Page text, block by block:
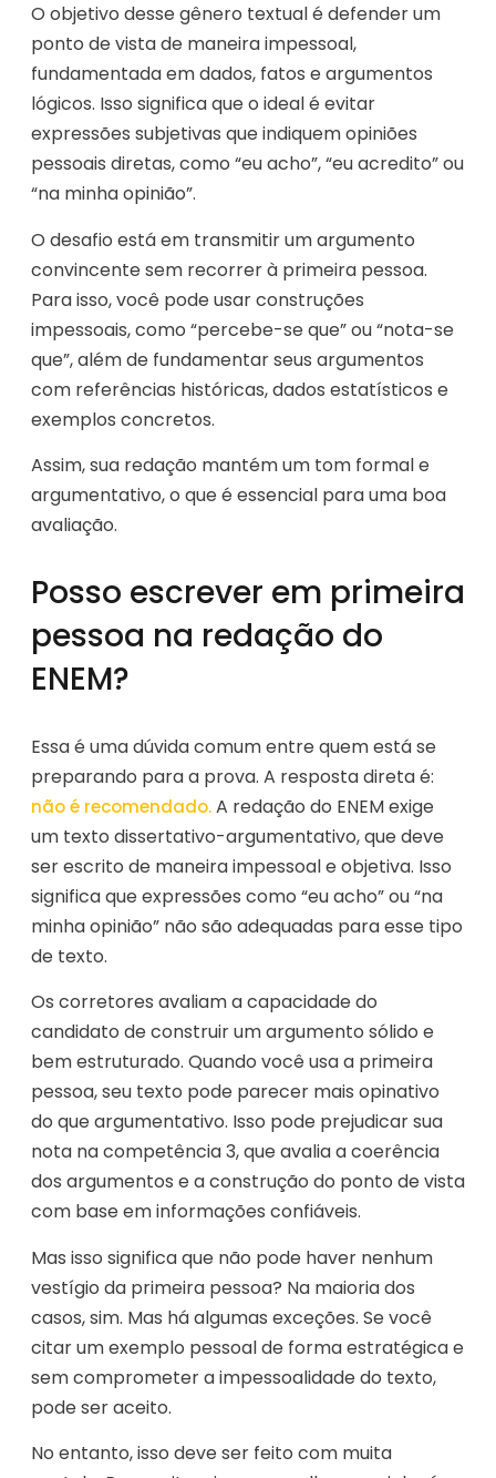
O objetivo desse gênero textual é defender um
ponto de vista de maneira impessoal,
fundamentada em dados, fatos e argumentos
lógicos. Isso significa que o ideal é evitar
expressões subjetivas que indiquem opiniões
pessoais diretas, como “eu acho”, “eu acredito” ou
“na minha opinião”.
O desafio está em transmitir um argumento
convincente sem recorrer à primeira pessoa.
Para isso, você pode usar construções
impessoais, como “percebe-se que” ou “nota-se
que”, além de fundamentar seus argumentos
com referências históricas, dados estatísticos e
exemplos concretos.
Assim, sua redação mantém um tom formal e
argumentativo, o que é essencial para uma boa
avaliação.
Posso escrever em primeira
pessoa na redação do
ENEM?
Essa é uma dúvida comum entre quem está se
preparando para a prova. A resposta direta é:
não é recomendado.A redação do ENEM exige
um texto dissertativo-argumentativo, que deve
ser escrito de maneira impessoal e objetiva. Isso
significa que expressões como “eu acho” ou “na
minha opinião” não são adequadas para esse tipo
de texto.
Os corretores avaliam a capacidade do
candidato de construir um argumento sólido e
bem estruturado. Quando você usa a primeira
pessoa, seu texto pode parecer mais opinativo
do que argumentativo. Isso pode prejudicar sua
nota na competência 3, que avalia a coerência
dos argumentos e a construção do ponto de vista
com base em informações confiáveis.
Mas isso significa que não pode haver nenhum
vestígio da primeira pessoa? Na maioria dos
casos, sim. Mas há algumas exceções. Se você
citar um exemplo pessoal de forma estratégica e
sem comprometer a impessoalidade do texto,
pode ser aceito.
No entanto, isso deve ser feito com muita